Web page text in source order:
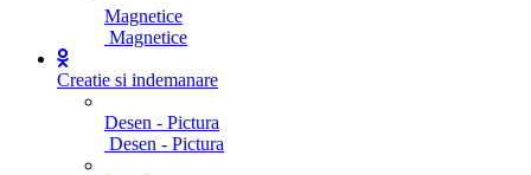
Magnetice
Magnetice
Creatie si indemanare
Desen - Pictura
Desen - Pictura